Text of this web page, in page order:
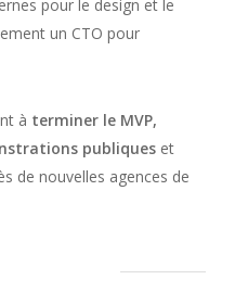
pour le design et le
un CTO pour
à terminer le MVP,
publiqueset
de nouvelles agences de